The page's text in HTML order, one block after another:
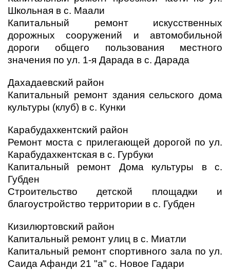
Школьная в с. Маали
Капитальный ремонт искусственных
дорожных сооружений и автомобильной
дороги общего пользования местного
значения по ул. 1-я Дарада в с. Дарада
Дахадаевский район
Капитальный ремонт здания сельского дома
культуры (клуб) в с. Кунки
Карабудахкентский район
Ремонт моста с прилегающей дорогой по ул.
Карабудахкентская в с. Гурбуки
Капитальный ремонт Дома культуры в с.
Губден
Строительство детской площадки и
благоустройство территории в с. Губден
Кизилюртовский район
Капитальный ремонт улиц в с. Миатли
Капитальный ремонт спортивного зала по ул.
Саида Афанди 21 "а" с. Новое Гадари